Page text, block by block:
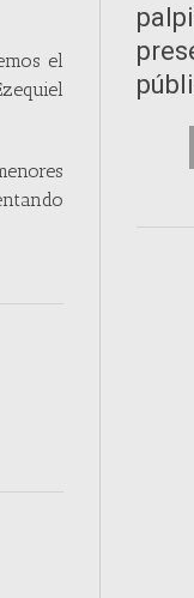
el